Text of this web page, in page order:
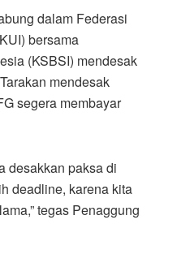
dalam Federasi
bersama
(KSBSI) mendesak
mendesak
segera membayar
desakkan paksa di
deadline, karena kita
tegas Penaggung